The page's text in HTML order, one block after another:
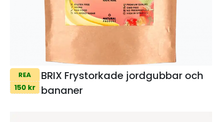
REA
150 kr
BRIX Frystorkade jordgubbar och
bananer